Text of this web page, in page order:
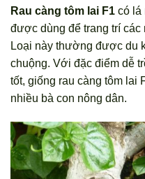
Rau càng tôm lai F1 có lá
được dùng để trang trí các
Loại này thường được du
chuộng. Với đặc điểm dễ
tốt, giống rau càng tôm lai
nhiều bà con nông dân.